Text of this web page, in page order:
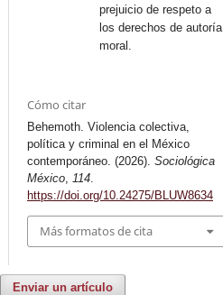
prejuicio de respeto a
los derechos de autoría
moral.
Cómo citar
Behemoth. Violencia colectiva,
política y criminal en el México
contemporáneo. (2026). Sociológica
México, 114.
https://doi.org/10.24275/BLUW8634
Más formatos de cita
Enviar un artículo